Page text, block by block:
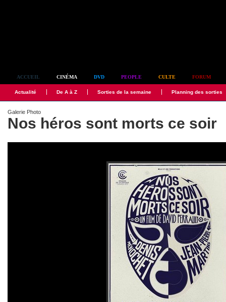
ACCUEIL CINÉMA DVD PEOPLE CULTE FORUM
Actualité De A à Z Sorties de la semaine Planning des sorties
Galerie Photo
Nos héros sont morts ce soir